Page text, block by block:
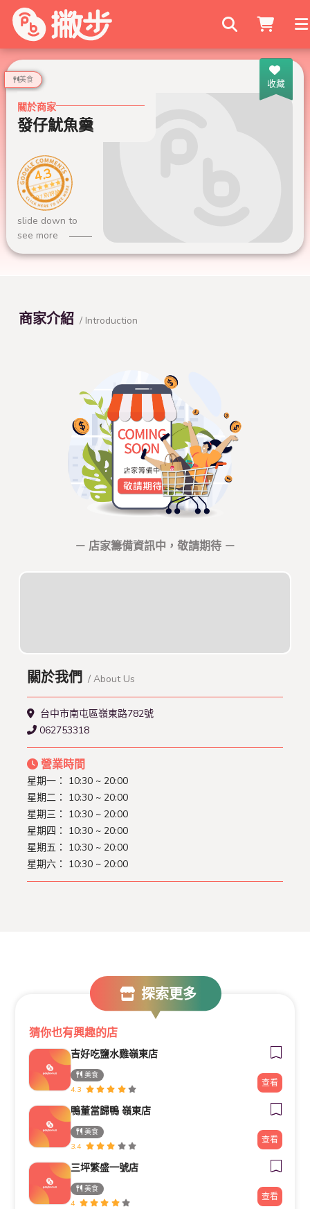
搜尋商家
收藏
美食
關於商家
發仔魷魚羹
4.3
97 則評論
slide down to
see more
商家介紹 / Introduction
－ 店家籌備資訊中，敬請期待 －
關於我們 / About Us
台中市南屯區嶺東路782號
062753318
營業時間
星期一： 10:30 ~ 20:00
星期二： 10:30 ~ 20:00
星期三： 10:30 ~ 20:00
星期四： 10:30 ~ 20:00
星期五： 10:30 ~ 20:00
星期六： 10:30 ~ 20:00
探索更多
猜你也有興趣的店
吉好吃鹽水雞嶺東店
美食
4.3
查看
鴨董當歸鴨 嶺東店
美食
3.4
查看
三坪繁盛一號店
美食
4
查看